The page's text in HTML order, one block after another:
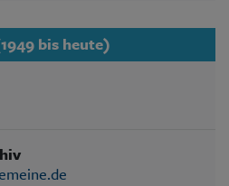
bis heute)